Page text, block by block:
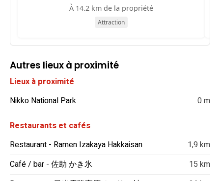
À 14.2 km de la propriété
Attraction
Autres lieux à proximité
Lieux à proximité
Nikko National Park
0 m
Restaurants et cafés
Restaurant - Ramen Izakaya Hakkaisan
1,9 km
Café / bar - 佐助 かき氷
15 km